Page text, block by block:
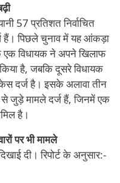
57 प्रतिशत निर्वाचित
हैं। पिछले चुनाव में यह आंकड़ा
एक विधायक ने अपने खिलाफ
है, जबकि दूसरे विधायक
दर्ज है। इसके अलावा तीन
जुड़े मामले दर्ज हैं, जिनमें एक
है।
पर भी मामले
दी। रिपोर्ट के अनुसार:-